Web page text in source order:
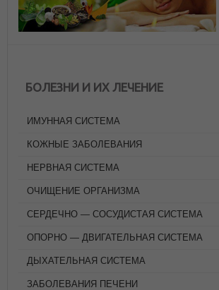
БОЛЕЗНИ И ИХ ЛЕЧЕНИЕ
ИМУННАЯ СИСТЕМА
КОЖНЫЕ ЗАБОЛЕВАНИЯ
НЕРВНАЯ СИСТЕМА
ОЧИЩЕНИЕ ОРГАНИЗМА
СЕРДЕЧНО — СОСУДИСТАЯ СИСТЕМА
ОПОРНО — ДВИГАТЕЛЬНАЯ СИСТЕМА
ДЫХАТЕЛЬНАЯ СИСТЕМА
ЗАБОЛЕВАНИЯ ПЕЧЕНИ